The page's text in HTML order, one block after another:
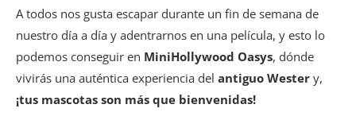
A todos nos gusta escapar durante un fin de semana de
nuestro día a día y adentrarnos en una película, y esto lo
podemos conseguir en MiniHollywood Oasys, dónde
vivirás una auténtica experiencia del antiguo Wester y,
¡tus mascotas son más que bienvenidas!